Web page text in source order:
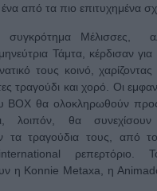
από τα πιο επιτυχημένα
συγκρότημα Μέλισσες,
Τάμτα, κέρδισαν
τους κοινό, χαρίζοντας
τραγούδι και χορό. Οι
BOX θα ολοκληρωθούν
λοιπόν, θα
τα τραγούδια τους, από το
ρεπερτόριο.
η Konnie Metaxa, η